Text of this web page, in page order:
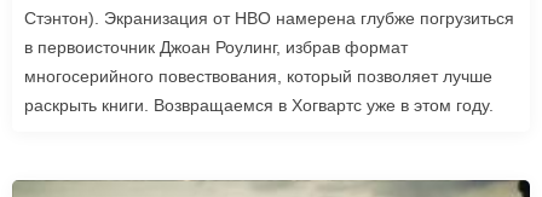
Стэнтон). Экранизация от HBO намерена глубже погрузиться
в первоисточник Джоан Роулинг, избрав формат
многосерийного повествования, который позволяет лучше
раскрыть книги. Возвращаемся в Хогвартс уже в этом году.